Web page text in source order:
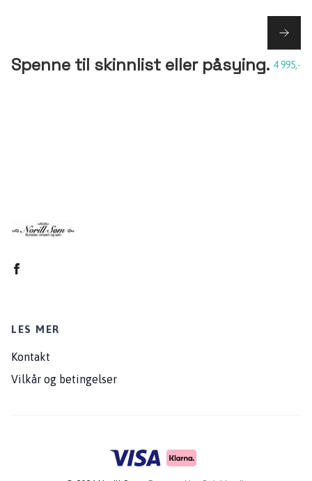
Spenne til skinnlist eller påsying. 4 995,-
LES MER
Kontakt
Vilkår og betingelser